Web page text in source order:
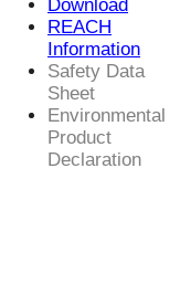
Download
REACH
Information
Safety Data
Sheet
Environmental
Product
Declaration